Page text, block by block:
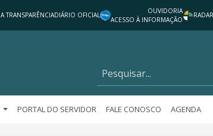
TRANSPARÊNCIADIÁRIO OFICIAL
OUVIDORIA
ACESSO À INFORMAÇÃO
PORTAL DO SERVIDOR FALE CONOSCO AGENDA